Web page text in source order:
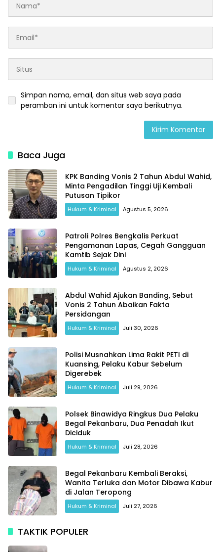
Simpan nama, email, dan situs web saya pada
peramban ini untuk komentar saya berikutnya.
Baca Juga
KPK Banding Vonis 2 Tahun Abdul Wahid,
Minta Pengadilan Tinggi Uji Kembali
Putusan Tipikor
Hukum & Kriminal Agustus 5, 2026
Patroli Polres Bengkalis Perkuat
Pengamanan Lapas, Cegah Gangguan
Kamtib Sejak Dini
Hukum & Kriminal Agustus 2, 2026
Abdul Wahid Ajukan Banding, Sebut
Vonis 2 Tahun Abaikan Fakta
Persidangan
Hukum & Kriminal Juli 30, 2026
Polisi Musnahkan Lima Rakit PETI di
Kuansing, Pelaku Kabur Sebelum
Digerebek
Hukum & Kriminal Juli 29, 2026
Polsek Binawidya Ringkus Dua Pelaku
Begal Pekanbaru, Dua Penadah Ikut
Diciduk
Hukum & Kriminal Juli 28, 2026
Begal Pekanbaru Kembali Beraksi,
Wanita Terluka dan Motor Dibawa Kabur
di Jalan Teropong
Hukum & Kriminal Juli 27, 2026
TAKTIK POPULER